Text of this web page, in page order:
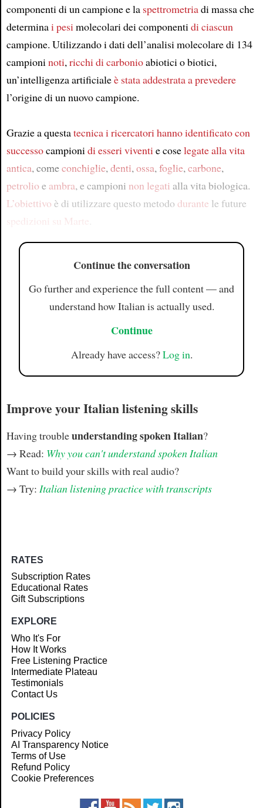
componenti di un campione e la spettrometriadi massa che
determinai pesi molecolari dei componenti di ciascun
campione. Utilizzando i dati dell’analisi molecolare di 134
campioni noti, ricchi di carbonioabiotici o biotici,
un’intelligenza artificialeè stata addestrata a prevedere
l’origine di un nuovo campione.
Grazie a questatecnicai ricercatori hanno identificato con
successocampioni di esseri viventi e coselegatealla vita
antica, comeconchiglie, denti, ossa, foglie, carbone,
petrolioe ambra, e campioni non legati alla vita biologica.
L’obiettivo è di utilizzare questo metodo durante le future
spedizioni su Marte
Continue the conversation
Go further and experience the full content — and
understand how Italian is actually used.
Continue
Already have access?Log in.
Improve your Italian listening skills
Having troubleunderstanding spoken Italian?
→ Read: Why you can't understand spoken Italian
Want to build your skills with real audio?
→ Try: Italian listening practice with transcripts
RATES
Subscription Rates
Educational Rates
Gift Subscriptions
EXPLORE
Who It's For
How It Works
Free Listening Practice
Intermediate Plateau
Testimonials
Contact Us
POLICIES
Privacy Policy
AI Transparency Notice
Terms of Use
Refund Policy
Cookie Preferences